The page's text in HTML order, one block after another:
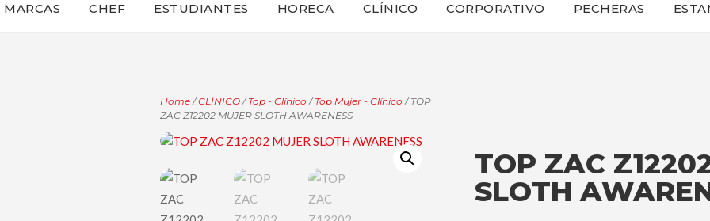
MARCAS CHEF ESTUDIANTES HORECA CLÍNICO CORPORATIVO PECHERAS
Home/CLÍNICO/Top - Clínico /Top Mujer - Clínico / TOP
ZAC Z12202 MUJER SLOTH AWARENESS
TOP ZAC
SLOTH